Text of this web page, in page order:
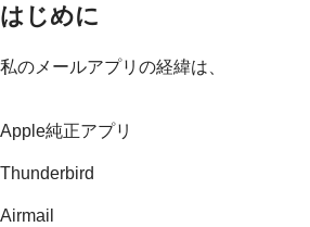
はじめに
私のメールアプリの経緯は、
Apple純正アプリ
Thunderbird
Airmail